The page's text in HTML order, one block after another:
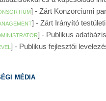
] - Zárt Konzorciumi
] - Zárt Irányító
] - Publikus
] - Publikus fejlesztői
média